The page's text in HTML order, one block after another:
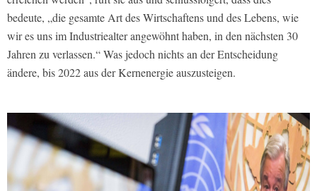
bedeute, „die gesamte Art des Wirtschaftens und des Lebens, wie
wir es uns im Industriealter angewöhnt haben, in den nächsten 30
Jahren zu verlassen.“ Was jedoch nichts an der Entscheidung
ändere, bis 2022 aus der Kernenergie auszusteigen.